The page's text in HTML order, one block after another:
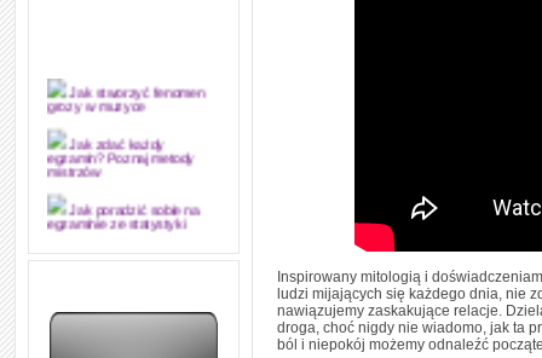
Jak stworzyć fenomen
grozy w muzyce
Jak zdać każdy
egzamin? Poznaj metody
mistrzów
Jak poradzić sobie na
egzaminie ze statystyki
Jak napisać
edytorsko piękną pracę
dyplomową i ją z sukcesem
Inspirowany mitologią i
ludzi mijających się każdego dnia, nie
nawiązujemy zaskakujące relacje.
droga, choć nigdy nie wiadomo, jak ta
ból i niepokój możemy odnaleźć